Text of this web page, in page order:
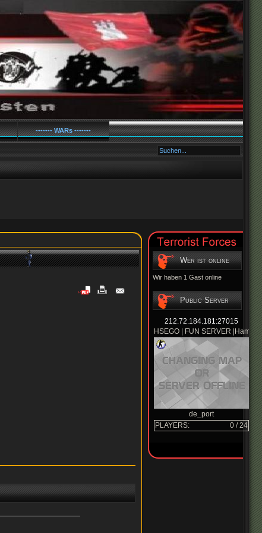
------- WARs -------
Wer ist online
Wir haben 1 Gast online
Public Server
212.72.184.181:27015
HSEGO | FUN SERVER
de_port
PLAYERS:
0 / 24